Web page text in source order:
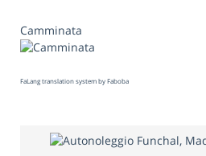
Camminata
FaLang translation system by Faboba